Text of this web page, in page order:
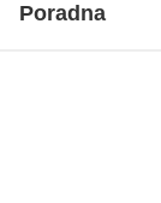
Poradna